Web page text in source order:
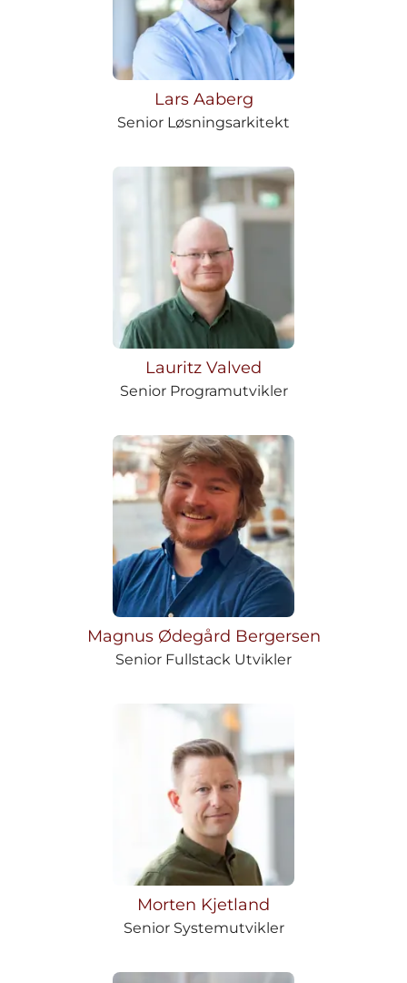
Lars Aaberg
Senior Løsningsarkitekt
Lauritz Valved
Senior Programutvikler
Magnus Ødegård Bergersen
Senior Fullstack Utvikler
Morten Kjetland
Senior Systemutvikler